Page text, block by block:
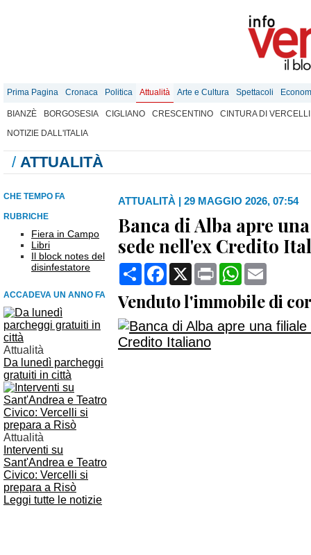
Prima Pagina Cronaca Politica Attualità Arte e Cultura Spettacoli
BIANZÈ BORGOSESIA CIGLIANO CRESCENTINO
CINTURA DI VERCELLI
NOTIZIE DALL'ITALIA
/ ATTUALITÀ
CHE TEMPO FA
RUBRICHE
Fiera in Campo
Libri
Il block notes del
disinfestatore
ACCADEVA UN ANNO FA
Attualità
Da lunedì parcheggi
gratuiti in città
Attualità
Interventi su
Sant'Andrea e Teatro
Civico: Vercelli si
prepara a Risò
Leggi tutte le notizie
ATTUALITÀ | 29 MAGGIO 2026, 07:54
Banca di Alba apre
sede nell'ex Credito
CondividiFacebook
X Print WhatsApp
Venduto l'immobile di